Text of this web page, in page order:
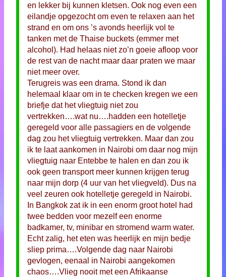
en lekker bij kunnen kletsen. Ook nog even een
eilandje opgezocht om even te relaxen aan het
strand en om ons ’s avonds heerlijk vol te
tanken met de Thaise buckets (emmer met
alcohol). Had helaas niet zo’n goeie afloop voor
de rest van de nacht maar daar praten we maar
niet meer over.
Terugreis was een drama. Stond ik dan
helemaal klaar om in te checken kregen we een
briefje dat het vliegtuig niet zou
vertrekken….wat nu….hadden een hotelletje
geregeld voor alle passagiers en de volgende
dag zou het vliegtuig vertrekken. Maar dan zou
ik te laat aankomen in Nairobi om daar nog mijn
vliegtuig naar Entebbe te halen en dan zou ik
ook geen transport meer kunnen krijgen terug
naar mijn dorp (4 uur van het vliegveld). Dus na
veel zeuren ook hotelletje geregeld in Nairobi.
In Bangkok zat ik in een enorm groot hotel had
twee bedden voor mezelf een enorme
badkamer, tv, minibar en stromend warm water.
Echt zalig, het eten was heerlijk en mijn bedje
sliep prima….Volgende dag naar Nairobi
gevlogen, eenaal in Nairobi aangekomen
chaos….Vlieg nooit met een Afrikaanse